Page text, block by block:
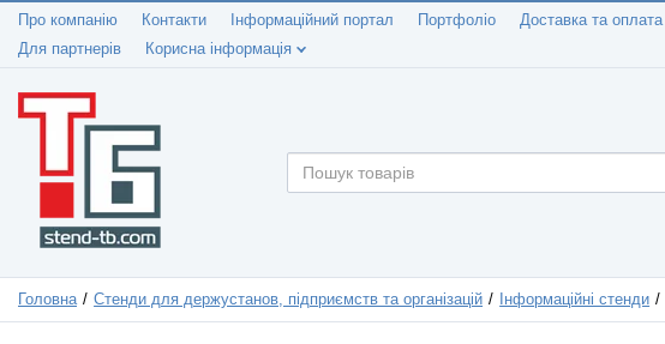
Про компанію Контакти Інформаційний портал Портфоліо Доставка та оплата
Для партнерів
Корисна інформація
Головна Стенди для держустанов, підприємств та організацій Інформаційні стенди